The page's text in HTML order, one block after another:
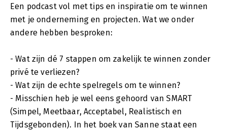
Een podcast vol met tips en inspiratie om te winnen
met je onderneming en projecten. Wat we onder
andere hebben besproken:
- Wat zijn dé 7 stappen om zakelijk te winnen zonder
privé te verliezen?
- Wat zijn de echte spelregels om te winnen?
- Misschien heb je wel eens gehoord van SMART
(Simpel, Meetbaar, Acceptabel, Realistisch en
Tijdsgebonden). In het boek van Sanne staat een